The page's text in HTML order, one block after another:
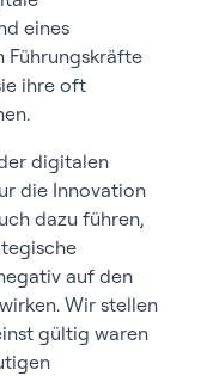
eines
Führungskräfte
ihre oft
digitalen
die Innovation
dazu führen,
auf den
Wir stellen
gültig waren